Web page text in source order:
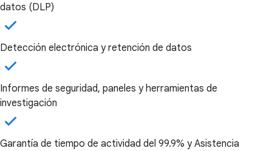
datos (DLP)
Detección electrónica y retención de datos
Informes de seguridad, paneles y herramientas de
investigación
Garantía de tiempo de actividad del 99.9% y Asistencia